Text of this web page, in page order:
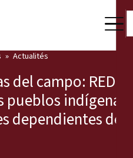
Actualités
campo: REDD+
indígenas
dependientes de